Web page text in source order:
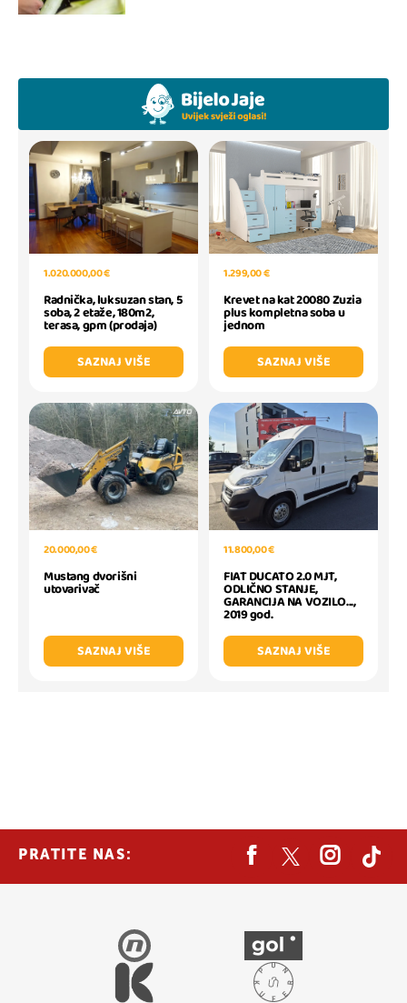
1.020.000,00 €
Radnička, luksuzan stan, 5
soba, 2 etaže, 180m2,
terasa, gpm (prodaja)
SAZNAJ VIŠE
1.299,00 €
Krevet na kat 20080 Zuzia
plus kompletna soba u
jednom
SAZNAJ VIŠE
20.000,00 €
Mustang dvorišni
utovarivač
SAZNAJ VIŠE
11.800,00 €
FIAT DUCATO 2.0 MJT,
ODLIČNO STANJE,
GARANCIJA NA VOZILO...,
2019 god.
SAZNAJ VIŠE
PRATITE NAS: